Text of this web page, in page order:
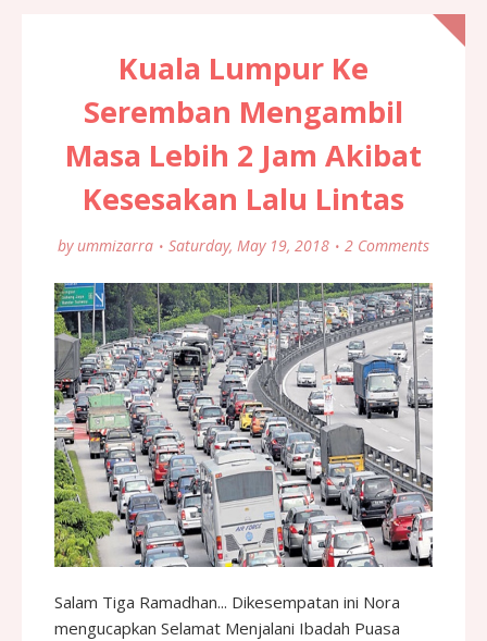
Kuala Lumpur Ke
Seremban Mengambil
Masa Lebih 2 Jam Akibat
Kesesakan Lalu Lintas
by ummizarra Saturday, May 19, 2018 2 Comments
Salam Tiga Ramadhan... Dikesempatan ini Nora
mengucapkan Selamat Menjalani Ibadah Puasa